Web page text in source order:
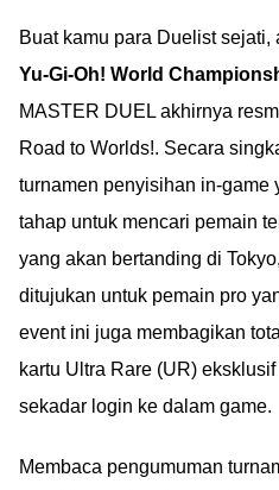
Buat kamu para Duelist sejati,
Yu-Gi-Oh! World
MASTER DUEL akhirnya
Road to Worlds!. Secara
turnamen penyisihan in-game
tahap untuk mencari pemain
yang akan bertanding di
ditujukan untuk pemain pro
event ini juga membagikan
kartu Ultra Rare (UR)
sekadar login ke dalam game.
Membaca pengumuman